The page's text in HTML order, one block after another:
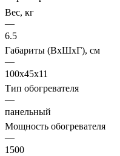
Вес, кг
—
6.5
Габариты (ВхШхГ), см
—
100x45x11
Тип обогревателя
—
панельный
Мощность обогревателя
—
1500